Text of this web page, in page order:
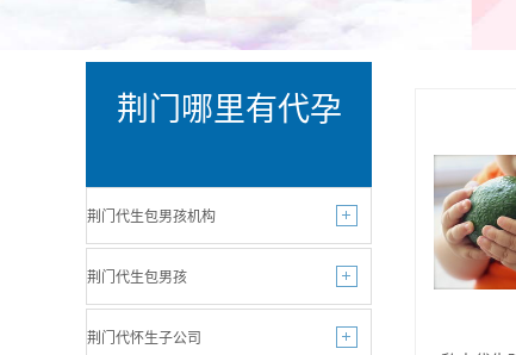
荆门哪里有代孕
荆门代生包男孩机构
荆门代生包男孩
荆门代怀生子公司